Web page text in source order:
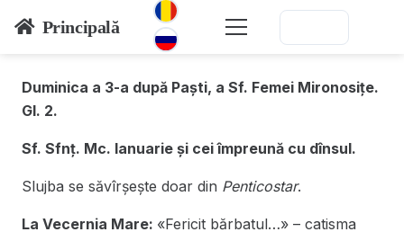
Principală
Duminica a 3-a după Paști, a Sf. Femei Mironosițe.
Gl. 2.
Sf. Sfnț. Mc. Ianuarie și cei împreună cu dînsul.
Slujba se săvîrșește doar din Penticostar.
La Vecernia Mare: «Fericit bărbatul…» – catisma